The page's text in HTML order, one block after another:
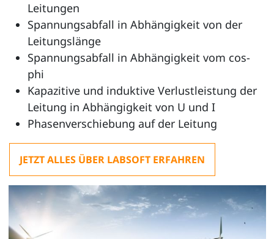
Leitungen
Spannungsabfall in Abhängigkeit von der
Leitungslänge
Spannungsabfall in Abhängigkeit vom cos-
phi
Kapazitive und induktive Verlustleistung der
Leitung in Abhängigkeit von U und I
Phasenverschiebung auf der Leitung
JETZT ALLES ÜBER LABSOFT ERFAHREN